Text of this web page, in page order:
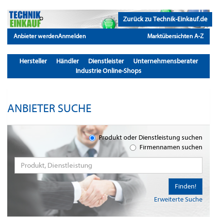
Zurück zu Technik-Einkauf.de
Anbieter werdenAnmelden Marktübersichten A-Z
Hersteller Händler Dienstleister
Unternehmensberater
Industrie Online-Shops
ANBIETER SUCHE
Produkt oder Dienstleistung suchen
Firmennamen suchen
Erweiterte Suche
Finden!